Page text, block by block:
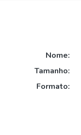
Nome:
Tamanho:
Formato: